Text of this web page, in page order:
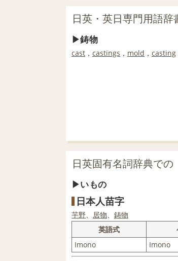
日英・英日専門用語
鋳物
cast ， castings ， mold ， casting
日英固有名詞辞典での
いもの
日本人苗字
芋野 居物
鋳物
英語式
Imono
Imono